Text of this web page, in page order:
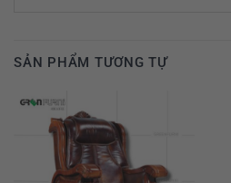
SẢN PHẨM TƯƠNG TỰ